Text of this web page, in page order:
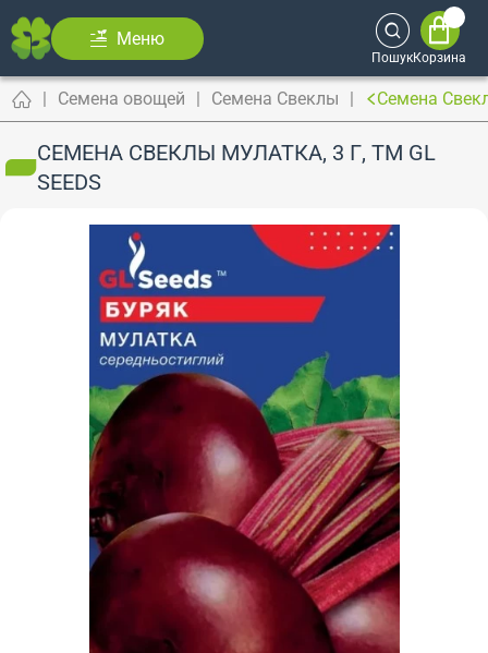
Меню
ПошукКорзина
Семена овощей Семена Свеклы Семена
СЕМЕНА СВЕКЛЫ МУЛАТКА, 3 Г, ТМ GL
SEEDS